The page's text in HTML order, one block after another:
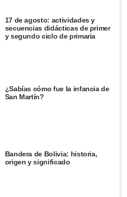
17 de agosto: actividades y
secuencias didácticas de primer
y segundo ciclo de primaria
¿Sabías cómo fue la infancia de
San Martín?
Bandera de Bolivia: historia,
origen y significado